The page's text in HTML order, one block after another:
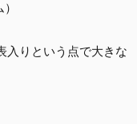
入りという点で大きな